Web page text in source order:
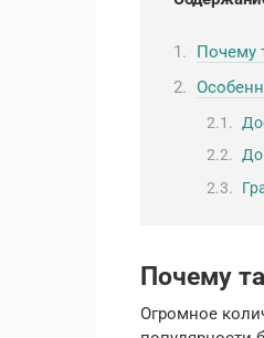
Почему
Почему
Огромное